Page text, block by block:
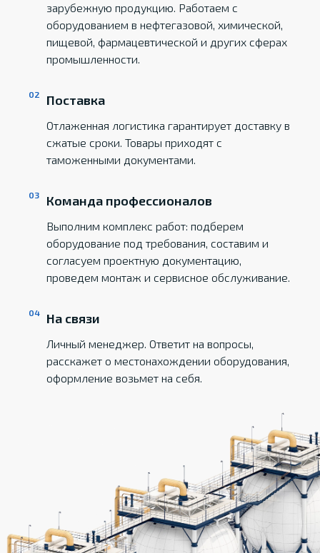
зарубежную продукцию. Работаем с
оборудованием в нефтегазовой, химической,
пищевой, фармацевтической и других сферах
промышленности.
Поставка
Отлаженная логистика гарантирует доставку в
сжатые сроки. Товары приходят с
таможенными документами.
Команда профессионалов
Выполним комплекс работ: подберем
оборудование под требования, составим и
согласуем проектную документацию,
проведем монтаж и сервисное обслуживание.
На связи
Личный менеджер. Ответит на вопросы,
расскажет о местонахождении оборудования,
оформление возьмет на себя.